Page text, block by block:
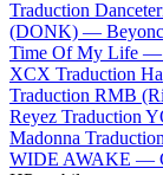
Traduction
(DONK) —
Time Of My Life —
XCX Traduction
Traduction RMB
Reyez Traduction
Madonna
WIDE AWAKE —